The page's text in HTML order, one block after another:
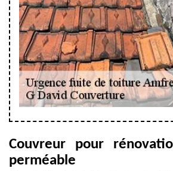
Couvreur pour
perméable